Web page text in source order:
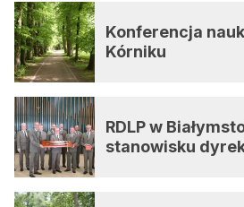
Konferencja
Kórniku
RDLP w
stanowisku